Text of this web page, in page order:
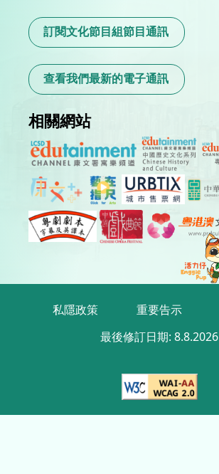
訂閱文化節目組節目通訊
查看我們最新的電子通訊
相關網站
私隱政策 重要告示
最後修訂日期: 8.8.2026